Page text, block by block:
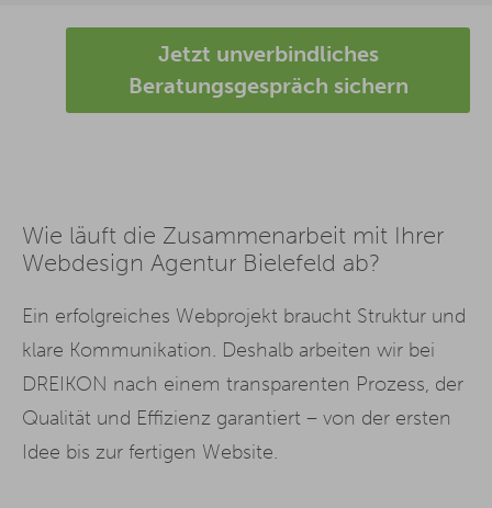
Jetzt unverbindliches
Beratungsgespräch sichern
Wie läuft die Zusammenarbeit mit Ihrer
Webdesign Agentur Bielefeld ab?
Ein erfolgreiches Webprojekt braucht Struktur und
klare Kommunikation. Deshalb arbeiten wir bei
DREIKON nach einem transparenten Prozess, der
Qualität und Effizienz garantiert – von der ersten
Idee bis zur fertigen Website.